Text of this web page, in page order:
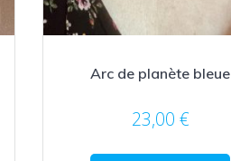
Arc de planète bleue
23,00 €